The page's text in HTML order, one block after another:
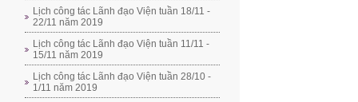
Lịch công tác Lãnh đạo Viện tuần 18/11 -
22/11 năm 2019
Lịch công tác Lãnh đạo Viện tuần 11/11 -
15/11 năm 2019
Lịch công tác Lãnh đạo Viện tuần 28/10 -
1/11 năm 2019